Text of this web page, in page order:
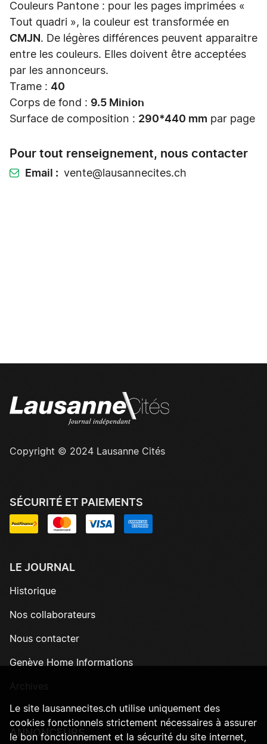
Couleurs Pantone : pour les pages imprimées «
Tout quadri », la couleur est transformée en
CMJN . De légères différences peuvent apparaitre
entre les couleurs. Elles doivent être acceptées
par les annonceurs.
Trame : 40
Corps de fond : 9.5 Minion
Surface de composition : 290*440 mm par page
Pour tout renseignement, nous contacter
Email vente@lausannecites.ch
Copyright © 2024 Lausanne Cités
SÉCURITÉ ET PAIEMENTS
LE JOURNAL
Historique
Nos collaborateurs
Nous contacter
Genève Home Informations
ANNONCEURS
Le site lausannecites.ch utilise uniquement des
cookies fonctionnels strictement nécessaires à assurer
le bon fonctionnement et la sécurité du site internet,